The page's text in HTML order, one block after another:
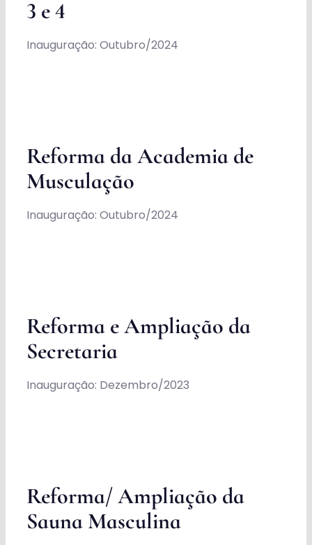
3 e 4
Inauguração: Outubro/2024
Reforma da Academia de
Musculação
Inauguração: Outubro/2024
Reforma e Ampliação da
Secretaria
Inauguração: Dezembro/2023
Reforma/ Ampliação da
Sauna Masculina